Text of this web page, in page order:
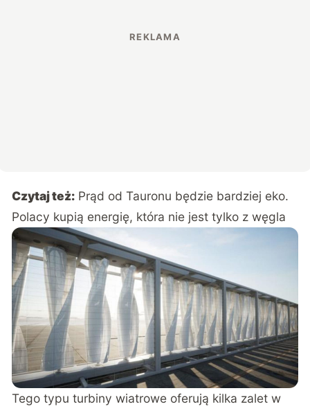
Czytaj też: Prąd od Tauronu będzie bardziej eko.
Polacy kupią energię, która nie jest tylko z węgla
Tego typu turbiny wiatrowe oferują kilka zalet w